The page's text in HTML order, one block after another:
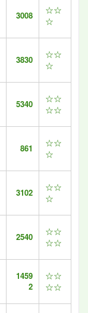
3008
☆☆
☆
3830
☆☆
☆
5340
☆☆
☆☆
861
☆☆
☆
3102
☆☆
☆
2540
☆☆
☆☆
1459
2
☆☆
☆☆